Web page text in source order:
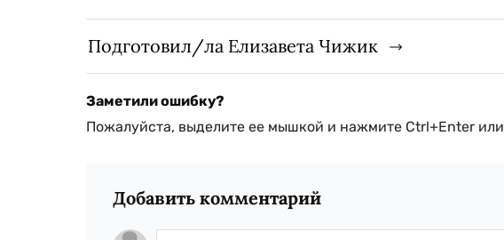
Подготовил/ла Елизавета Чижик
Заметили ошибку?
Пожалуйста, выделите ее мышкой и нажмите Ctrl+Enter или
Добавить комментарий